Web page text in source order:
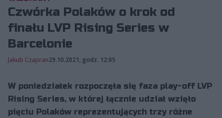
Czwórka Polaków o krok od
finału LVP Rising Series w
Barcelonie
Jakub Czapran29.10.2021, godz. 12:05
W poniedziałek rozpoczęła się faza play-off LVP
Rising Series, w której łącznie udział wzięło
pięciu Polaków reprezentujących trzy różne